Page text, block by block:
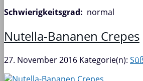
Schwierigkeitsgrad: normal
Nutella-Bananen Crepes
27. November 2016 Kategorie(n):